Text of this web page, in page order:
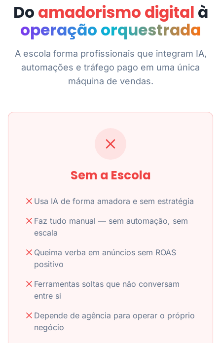
Do amadorismo digital à
operação orquestrada
A escola forma profissionais que integram IA,
automações e tráfego pago em uma única
máquina de vendas.
Sem a Escola
Usa IA de forma amadora e sem estratégia
Faz tudo manual — sem automação, sem
escala
Queima verba em anúncios sem ROAS
positivo
Ferramentas soltas que não conversam
entre si
Depende de agência para operar o próprio
negócio